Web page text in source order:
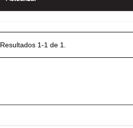
Resultados 1-1 de 1.